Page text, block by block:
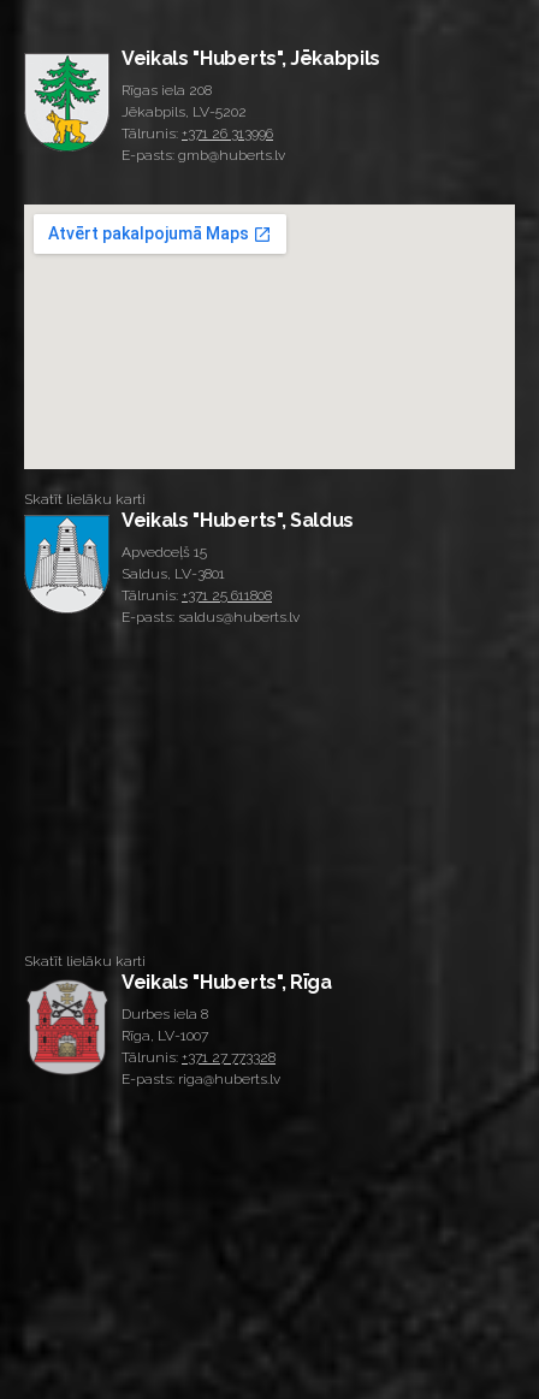
Veikals "Huberts", Jēkabpils
Rīgas iela 208
Jēkabpils, LV-5202
Tālrunis: +371 26 313996
E-pasts: gmb@huberts.lv
Skatīt lielāku karti
Veikals "Huberts", Saldus
Apvedceļš 15
Saldus, LV-3801
Tālrunis: +371 25 611808
E-pasts: saldus@huberts.lv
Skatīt lielāku karti
Veikals "Huberts", Rīga
Durbes iela 8
Rīga, LV-1007
Tālrunis: +371 27 773328
E-pasts: riga@huberts.lv